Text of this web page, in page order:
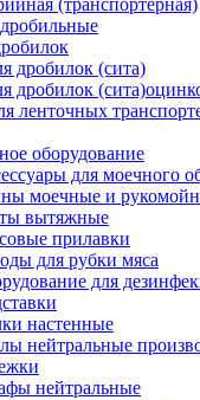
дробилок (сита)
дробилок
ленточных
оборудование
для моечного
моечные и
вытяжные
прилавки
для рубки мяса
для
настенные
нейтральные
нейтральные